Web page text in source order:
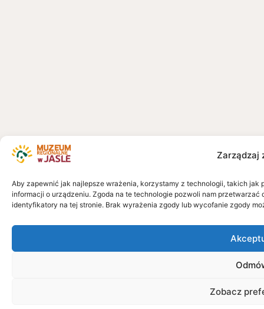
Zarządzaj
Aby zapewnić jak najlepsze wrażenia, korzystamy z technologii, takich
informacji o urządzeniu. Zgoda na te technologie pozwoli nam
identyfikatory na tej stronie. Brak wyrażenia zgody lub wycofanie zgody
Zobacz